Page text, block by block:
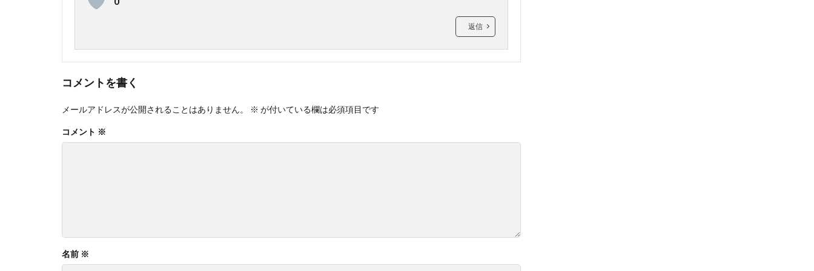
返信
コメントを書く
メールアドレスが公開されることはありません。 ※ が付いている欄は必須項目です
コメント ※
名前 ※